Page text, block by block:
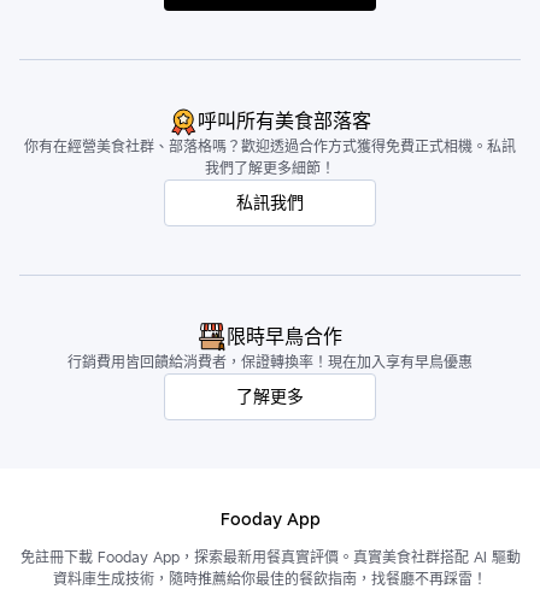
呼叫所有美食部落客
你有在經營美食社群、部落格嗎？歡迎透過合作方式獲得免費正式相機。私訊
我們了解更多細節！
私訊我們
限時早鳥合作
行銷費用皆回饋給消費者，保證轉換率！現在加入享有早鳥優惠
了解更多
Fooday App
免註冊下載 Fooday App，探索最新用餐真實評價。真實美食社群搭配 AI 驅動
資料庫生成技術，隨時推薦給你最佳的餐飲指南，找餐廳不再踩雷！